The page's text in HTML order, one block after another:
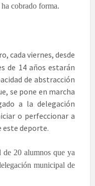
cobrado forma.
cada viernes, desde
de 14 años estarán
de abstracción
se pone en marcha
a la delegación
o perfeccionar a
este deporte.
20 alumnos que ya
municipal de